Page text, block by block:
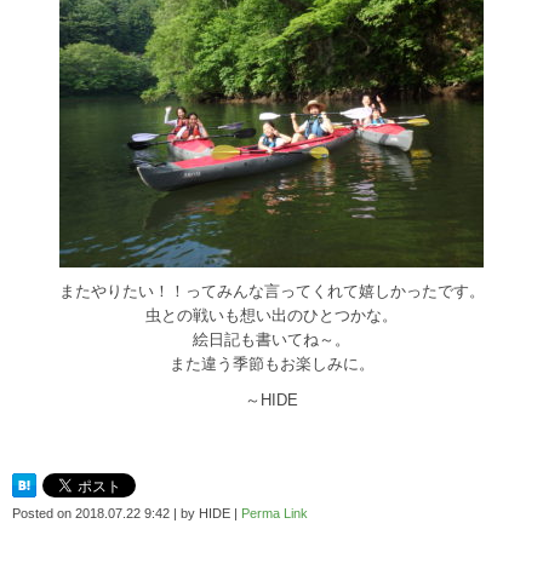
またやりたい！！ってみんな言ってくれて嬉しかったです。
虫との戦いも想い出のひとつかな。
絵日記も書いてね～。
また違う季節もお楽しみに。
～HIDE
Posted on 2018.07.22 9:42 by HIDE Perma Link